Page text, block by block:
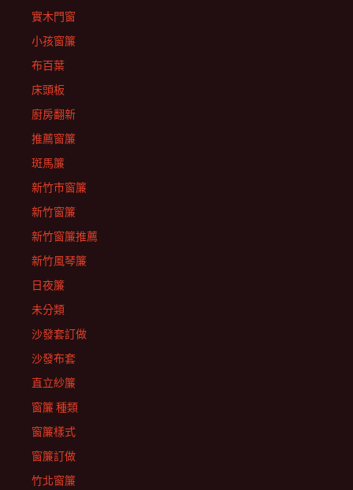
實木門窗
小孩窗簾
布百葉
床頭板
廚房翻新
推薦窗簾
斑馬簾
新竹市窗簾
新竹窗簾
新竹窗簾推薦
新竹風琴簾
日夜簾
未分類
沙發套訂做
沙發布套
直立紗簾
窗簾 種類
窗簾樣式
窗簾訂做
竹北窗簾